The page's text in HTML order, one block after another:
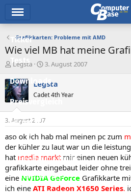
Ticker
Tests
Downloads
Preisvergleich
Forum
Aktuelles
Empfohlene Inhalte
Neue Beiträge
Neueste Aktivitäten
Grafikkarten: Probleme mit AMD
Wie viel MB hat meine
E
s
t
e
l
e
r
Legsta
E
s
t
e
l
t
a
3. August 2007
Legsta
Cadet 4th Year
3. August 2007
aso ok ich hab mal meinen pc zum
der kühler zu laut war un die
hat media markt mir einen neuen
grafikkarte eingebaut leider ohne
eine NVIDIA GeForce Grafikkarte
ich eine ATI Radeon X1650 Series.